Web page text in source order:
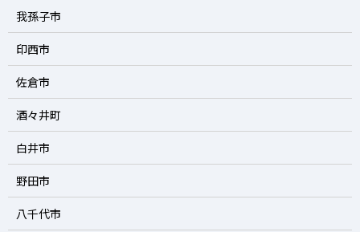
我孫子市
印西市
佐倉市
酒々井町
白井市
野田市
八千代市